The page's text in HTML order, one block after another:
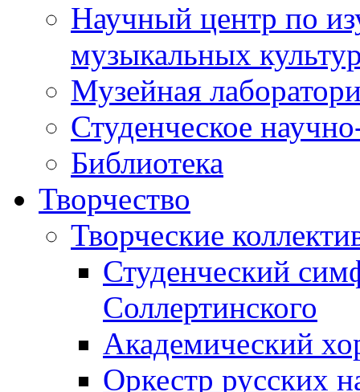
Научный центр по
музыкальных
Музейная
Студенческое
Библиотека
Творчество
Творческие
Студенческий
Соллертинского
Академический
Оркестр русских